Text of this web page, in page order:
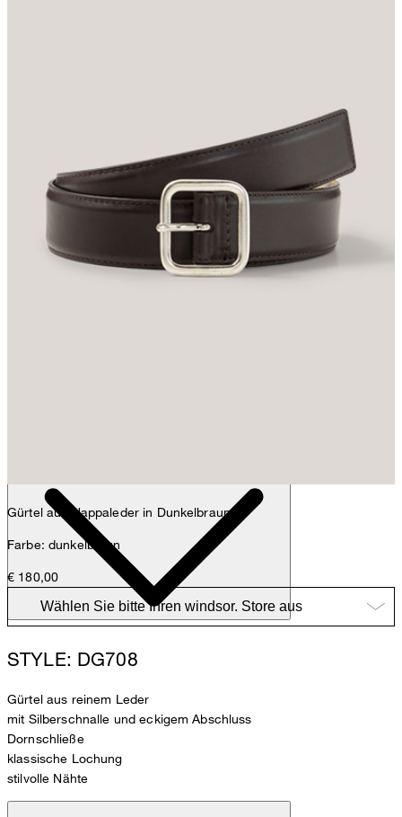
Gürtel aus Nappaleder in Dunkelbraun
Farbe: dunkelbraun
€ 180,00
STYLE: DG708
Gürtel aus reinem Leder
mit Silberschnalle und eckigem Abschluss
Dornschließe
klassische Lochung
stilvolle Nähte